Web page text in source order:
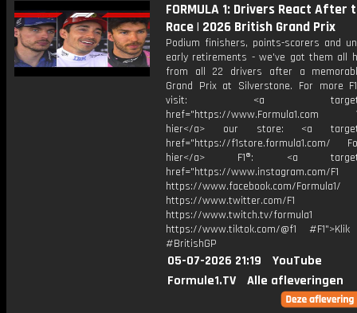
FORMULA 1: Drivers React After
Race | 2026 British Grand Prix
Podium finishers, points-scorers and
early retirements - we've got them all
from all 22 drivers after a
Grand Prix at Silverstone. For more
visit: <a
href="https://www.Formula1.com
hier</a> our store: <a
href="https://f1store.formula1.com/
hier</a> F1®: <a
href="https://www.instagram.com/F1
https://www.facebook.com/Formula1/
https://www.twitter.com/F1
https://www.twitch.tv/formula1
https://www.tiktok.com/@f1
#BritishGP
05-07-2026 21:19
YouTube
Formule1.TV
Alle afleveringen